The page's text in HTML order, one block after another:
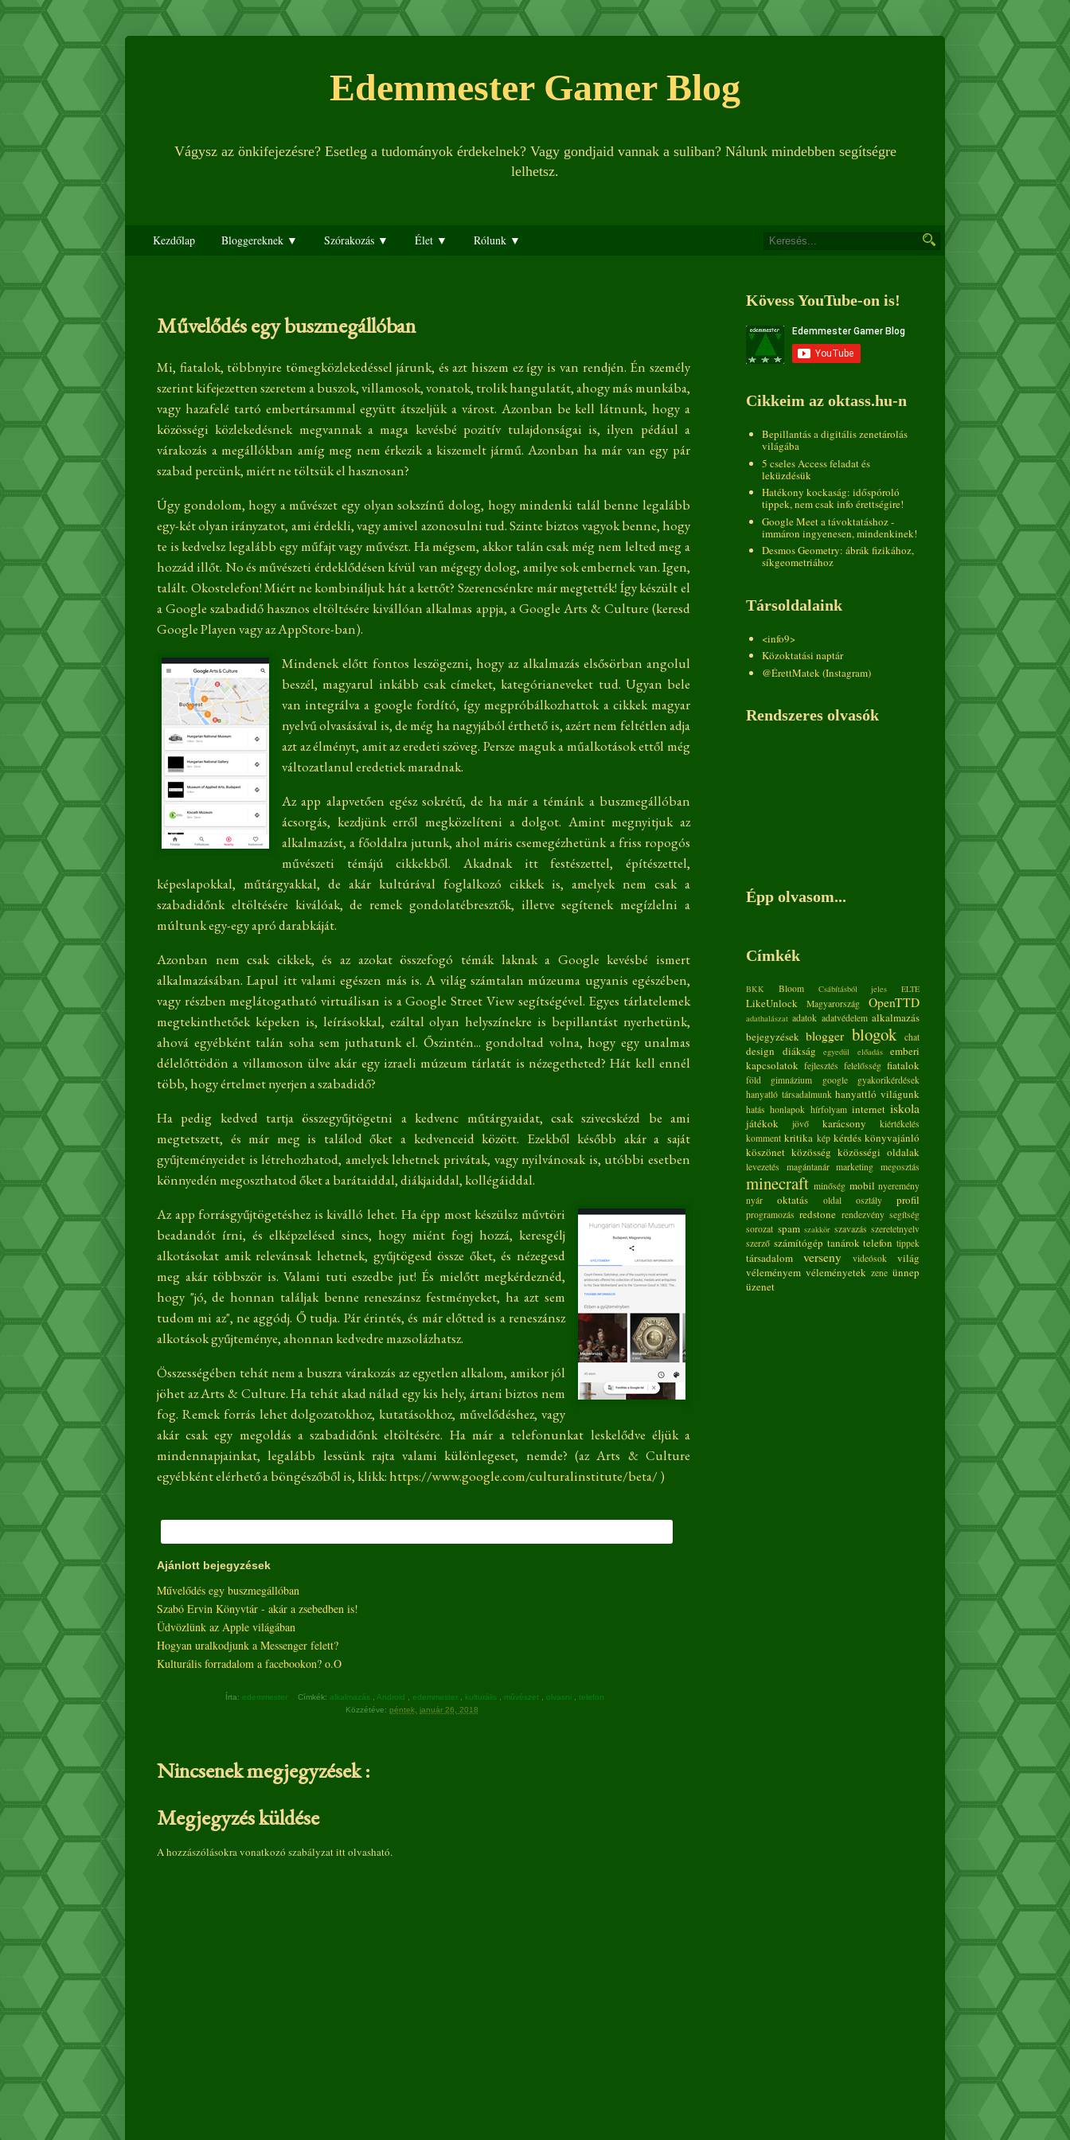
Edemmester Gamer Blog
Vágysz az önkifejezésre? Esetleg a tudományok érdekelnek? Vagy gondjaid vannak a suliban? Nálunk mindebben segítségre
lelhetsz.
Kezdőlap Bloggereknek ▼ Szórakozás ▼ Élet ▼ Rólunk ▼
Művelődés egy buszmegállóban
Mi, fiatalok, többnyire tömegközlekedéssel járunk, és azt hiszem ez így is van rendjén. Én személy
szerint kifejezetten szeretem a buszok, villamosok, vonatok, trolik hangulatát, ahogy más munkába,
vagy hazafelé tartó embertársammal együtt átszeljük a várost. Azonban be kell látnunk, hogy a
közösségi közlekedésnek megvannak a maga kevésbé pozitív tulajdonságai is, ilyen pédául a
várakozás a megállókban amíg meg nem érkezik a kiszemelt jármű. Azonban ha már van egy pár
szabad percünk, miért ne töltsük el hasznosan?
Úgy gondolom, hogy a művészet egy olyan sokszínű dolog, hogy mindenki talál benne legalább
egy-két olyan irányzatot, ami érdekli, vagy amivel azonosulni tud. Szinte biztos vagyok benne, hogy
te is kedvelsz legalább egy műfajt vagy művészt. Ha mégsem, akkor talán csak még nem lelted meg a
hozzád illőt. No és művészeti érdeklődésen kívül van mégegy dolog, amilye sok embernek van. Igen,
talált. Okostelefon! Miért ne kombináljuk hát a kettőt? Szerencsénkre már megtették! Így készült el
a Google szabadidő hasznos eltöltésére kivállóan alkalmas appja, a Google Arts & Culture (keresd
Google Playen vagy az AppStore-ban).
Mindenek előtt fontos leszögezni, hogy az alkalmazás elsősörban angolul
beszél, magyarul inkább csak címeket, kategórianeveket tud. Ugyan bele
van integrálva a google fordító, így megpróbálkozhattok a cikkek magyar
nyelvű olvasásával is, de még ha nagyjából érthető is, azért nem feltétlen adja
azt az élményt, amit az eredeti szöveg. Persze maguk a műalkotások ettől még
változatlanul eredetiek maradnak.
Az app alapvetően egész sokrétű, de ha már a témánk a buszmegállóban
ácsorgás, kezdjünk erről megközelíteni a dolgot. Amint megnyitjuk az
alkalmazást, a főoldalra jutunk, ahol máris csemegézhetünk a friss ropogós
művészeti témájú cikkekből. Akadnak itt festészettel, építészettel,
képeslapokkal, műtárgyakkal, de akár kultúrával foglalkozó cikkek is, amelyek nem csak a
szabadidőnk eltöltésére kiválóak, de remek gondolatébresztők, illetve segítenek megízlelni a
múltunk egy-egy apró darabkáját.
Azonban nem csak cikkek, és az azokat összefogó témák laknak a Google kevésbé ismert
alkalmazásában. Lapul itt valami egészen más is. A világ számtalan múzeuma ugyanis egészében,
vagy részben meglátogatható virtuálisan is a Google Street View segítségével. Egyes tárlatelemek
megtekinthetőek képeken is, leírásokkal, ezáltal olyan helyszínekre is bepillantást nyerhetünk,
ahová egyébként talán soha sem juthatunk el. Őszintén... gondoltad volna, hogy egy unalmas
délelőttödön a villamoson ülve akár egy izraeli múzeum tárlatát is nézegetheted? Hát kell ennél
több, hogy értelmet nyerjen a szabadidő?
Ha pedig kedved tartja összegyűjtögetni a kedvenc műtárgyaidat, csak szivecskézd be ami
megtetszett, és már meg is találod őket a kedvenceid között. Ezekből később akár a saját
gyűjteményeidet is létrehozhatod, amelyek lehetnek privátak, vagy nyilvánosak is, utóbbi esetben
könnyedén megoszthatod őket a barátaiddal, diákjaiddal, kollégáiddal.
Az app forrásgyűjtögetéshez is kiválló lehet. Ha épp most készülsz művtöri
beadandót írni, és elképzelésed sincs, hogy miént fogj hozzá, keresgélj
alkotásokat amik relevánsak lehetnek, gyűjtögesd össze őket, és nézegesd
meg akár többször is. Valami tuti eszedbe jut! És mielőtt megkérdeznéd,
hogy "jó, de honnan találjak benne reneszánsz festményeket, ha azt sem
tudom mi az", ne aggódj. Ő tudja. Pár érintés, és már előtted is a reneszánsz
alkotások gyűjteménye, ahonnan kedvedre mazsolázhatsz.
Összességében tehát nem a buszra várakozás az egyetlen alkalom, amikor jól
jöhet az Arts & Culture. Ha tehát akad nálad egy kis hely, ártani biztos nem
fog. Remek forrás lehet dolgozatokhoz, kutatásokhoz, művelődéshez, vagy
akár csak egy megoldás a szabadidőnk eltöltésére. Ha már a telefonunkat leskelődve éljük a
mindennapjainkat, legalább lessünk rajta valami különlegeset, nemde? (az Arts & Culture
egyébként elérhető a böngészőből is, klikk:https://www.google.com/culturalinstitute/beta/)
Ajánlott bejegyzések
Művelődés egy buszmegállóban
Szabó Ervin Könyvtár - akár a zsebedben is!
Üdvözlünk az Apple világában
Hogyan uralkodjunk a Messenger felett?
Kulturális forradalom a facebookon? o.O
Írta: edemmester Címkék: alkalmazás Android edemmester kulturális művészet olvasni
telefon
Közzétéve: péntek, január 26, 2018
Nincsenek megjegyzések :
Megjegyzés küldése
A hozzászólásokra vonatkozó szabályzatittolvasható.
Kövess YouTube-on is!
Cikkeim az oktass.hu-n
Bepillantás a digitális zenetárolás
világába
5 cseles Access feladat és
leküzdésük
Hatékony kockaság: időspóroló
tippek, nem csak info érettségire!
Google Meet a távoktatáshoz -
immáron ingyenesen, mindenkinek!
Desmos Geometry: ábrák fizikához,
síkgeometriához
Társoldalaink
<info9>
Közoktatási naptár
@ÉrettMatek (Instagram)
Rendszeres olvasók
Épp olvasom...
Címkék
BKK Bloom Csábításból jeles ELTE
LikeUnlock Magyarország OpenTTD
adathalászat adatok adatvédelem alkalmazás
bejegyzések blogger blogok chat
design diákság egyedül előadás
emberi
kapcsolatok fejlesztés felelősség fiatalok
föld gimnázium google
gyakorikérdések
hanyatló társadalmunk hanyattló világunk
hatás honlapok hírfolyam internet iskola
játékok jövő karácsony
kiértékelés
komment kritika kép kérdés könyvajánló
köszönet közösség közösségi oldalak
levezetés magántanár marketing megosztás
minecraft minőség mobil nyeremény
nyár
oktatás oldal osztály profil
programozás redstone rendezvény segítség
sorozat spam szakkör szavazás szeretetnyelv
szerző számítógép tanárok telefon tippek
társadalom verseny videósok
világ
véleményem véleményetek zene ünnep
üzenet